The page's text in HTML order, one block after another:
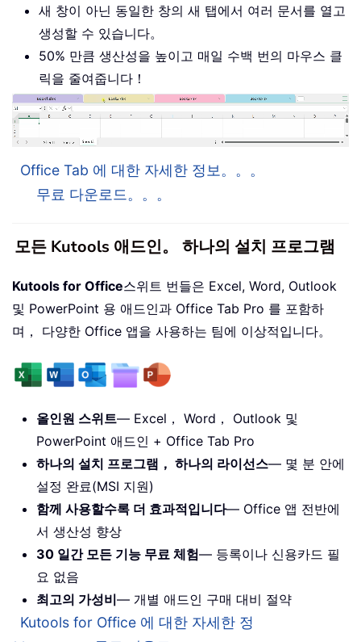
새 창이 아닌 동일한 창의 새 탭에서 여러 문서를 열고
생성할 수 있습니다。
50% 만큼 생산성을 높이고 매일 수백 번의 마우스 클
릭을 줄여줍니다！
Office Tab 에 대한 자세한 정보。。。
무료 다운로드。。。
모든 Kutools 애드인。 하나의 설치 프로그램
Kutools for Office스위트 번들은 Excel, Word, Outlook
및 PowerPoint 용 애드인과 Office Tab Pro 를 포함하
며， 다양한 Office 앱을 사용하는 팀에 이상적입니다。
올인원 스위트— Excel， Word， Outlook 및
PowerPoint 애드인 + Office Tab Pro
하나의 설치 프로그램， 하나의 라이선스— 몇 분 안에
설정 완료(MSI 지원)
함께 사용할수록 더 효과적입니다— Office 앱 전반에
서 생산성 향상
30 일간 모든 기능 무료 체험— 등록이나 신용카드 필
요 없음
최고의 가성비— 개별 애드인 구매 대비 절약
Kutools for Office 에 대한 자세한 정